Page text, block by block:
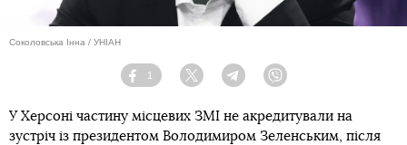
Соколовська Інна / УНІАН
Facebook
1
Twitter TelegramViber
У Херсоні частину місцевих ЗМІ не акредитували на
зустріч із президентом Володимиром Зеленським, після